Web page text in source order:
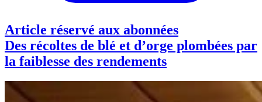
Article réservé aux abonnées
Des récoltes de blé et d’orge plombées par
la faiblesse des rendements